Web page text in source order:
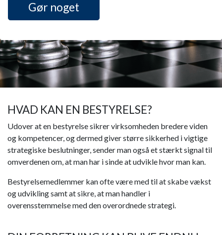
Gør noget
HVAD KAN EN BESTYRELSE?
Udover at en bestyrelse sikrer virksomheden bredere viden
og kompetencer, og dermed giver større sikkerhed i vigtige
strategiske beslutninger, sender man også et stærkt signal til
omverdenen om, at man har i sinde at udvikle hvor man kan.
Bestyrelsemedlemmer kan ofte være med til at skabe vækst
og udvikling samt at sikre, at man handler i
overensstemmelse med den overordnede strategi.